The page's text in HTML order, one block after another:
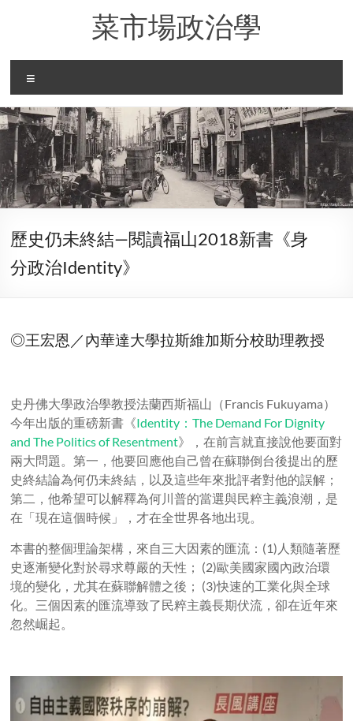
菜市場政治學
歷史仍未終結—閱讀福山2018新書《身
分政治Identity》
◎王宏恩／內華達大學拉斯維加斯分校助理教授
史丹佛大學政治學教授法蘭西斯福山（Francis Fukuyama）
今年出版的重磅新書《Identity：The Demand For Dignity
and The Politics of Resentment》，在前言就直接說他要面對
兩大問題。第一，他要回應他自己曾在蘇聯倒台後提出的歷
史終結論為何仍未終結，以及這些年來批評者對他的誤解；
第二，他希望可以解釋為何川普的當選與民粹主義浪潮，是
在「現在這個時候」，才在全世界各地出現。
本書的整個理論架構，來自三大因素的匯流：(1)人類隨著歷
史逐漸變化對於尋求尊嚴的天性； (2)歐美國家國內政治環
境的變化，尤其在蘇聯解體之後； (3)快速的工業化與全球
化。三個因素的匯流導致了民粹主義長期伏流，卻在近年來
忽然崛起。